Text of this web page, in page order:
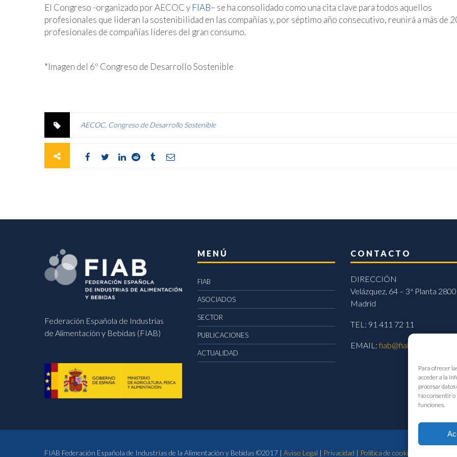
Para ofrecer
acceder a la
procesar
No consentir
funciones.
El Congreso -organizado por AECOC y FIAB– se ha consolidado como una cita clave para todos aquellos
profesionales que lideran la sostenibilidad en las compañías y, por séptimo año consecutivo, reunirá a más de
profesionales de compañías líderes del gran consumo.
*Imagen del 6º Congreso de Desarrollo Sostenible
AECOC, Congreso de Desarrollo Sostenible
Federación Española de Industrias
de Alimentación y Bebidas (FIAB)
MENÚ
FIAB
ASOCIADOS
SECTOR
PUBLICACIONES
ACTUALIDAD
CONTACTO
DIRECCIÓN
Velázquez, 64 – 3ª Planta
Madrid
TEL: 91 411 72 11
EMAIL:fiab@fiab.es
FIAB Federación Española de Industrias de la Alimentación y Bebidas ©2017 | Aviso Legal | Privacidad | Política de cookies